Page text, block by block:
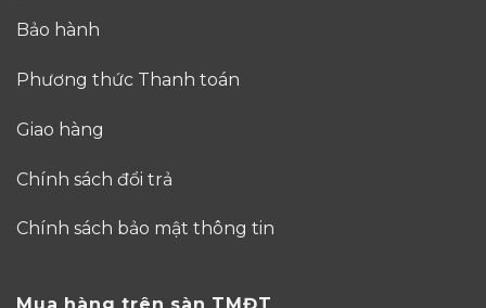
Bảo hành
Phương thức Thanh toán
Giao hàng
Chính sách đổi trả
Chính sách bảo mật thông tin